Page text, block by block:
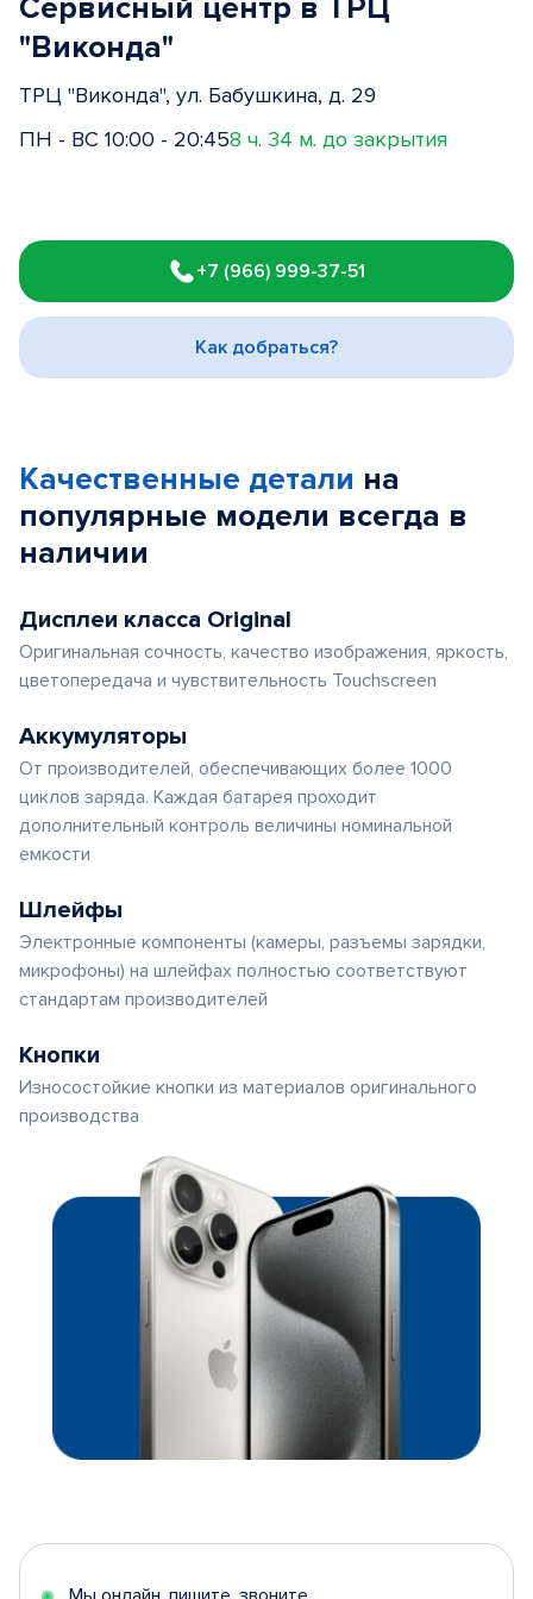
Сервисный центр в ТРЦ
"Виконда"
ТРЦ "Виконда", ул. Бабушкина, д. 29
ПН - ВС 10:00 - 20:458 ч. 34 м. до закрытия
1
of
3
+7 (966) 999-37-51
Как добраться?
Качественные детали на
популярные модели всегда в
наличии
Дисплеи класса Original
Оригинальная сочность, качество изображения, яркость,
цветопередача и чувствительность Touchscreen
Аккумуляторы
От производителей, обеспечивающих более 1000
циклов заряда. Каждая батарея проходит
дополнительный контроль величины номинальной
емкости
Шлейфы
Электронные компоненты (камеры, разъемы зарядки,
микрофоны) на шлейфах полностью соответствуют
стандартам производителей
Кнопки
Износостойкие кнопки из материалов оригинального
производства